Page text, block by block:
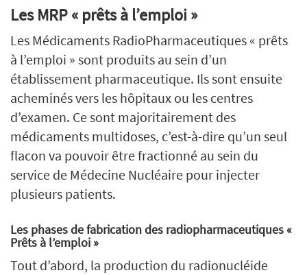
Les MRP « prêts à l’emploi »
Les Médicaments RadioPharmaceutiques « prêts
à l’emploi » sont produits au sein d’un
établissement pharmaceutique. Ils sont ensuite
acheminés vers les hôpitaux ou les centres
d’examen. Ce sont majoritairement des
médicaments multidoses, c’est-à-dire qu’un seul
flacon va pouvoir être fractionné au sein du
service de Médecine Nucléaire pour injecter
plusieurs patients.
Les phases de fabrication des radiopharmaceutiques «
Prêts à l’emploi »
Tout d’abord, la production du radionucléide